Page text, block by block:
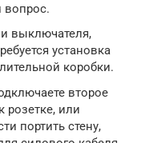
вопрос.
выключателя,
установка
коробки.
второе
розетке, или
портить стену,